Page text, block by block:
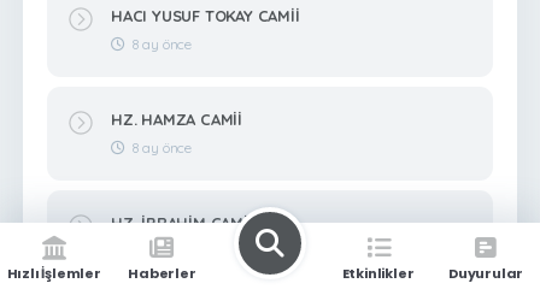
HACI YUSUF TOKAY CAMİİ
8 ay önce
HZ. HAMZA CAMİİ
8 ay önce
HZ. İBRAHİM CAMİİ
8 ay önce
Hızlı İşlemler Haberler Etkinlikler Duyurular